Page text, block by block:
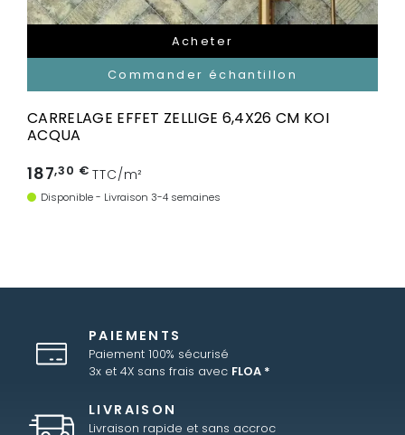
Acheter
Commander échantillon
CARRELAGE EFFET ZELLIGE 6,4X26 CM KOI
ACQUA
187,30 € TTC/m²
Disponible - Livraison 3-4 semaines
PAIEMENTS
Paiement 100% sécurisé
3x et 4X sans frais avec FLOA *
LIVRAISON
Livraison rapide et sans accroc